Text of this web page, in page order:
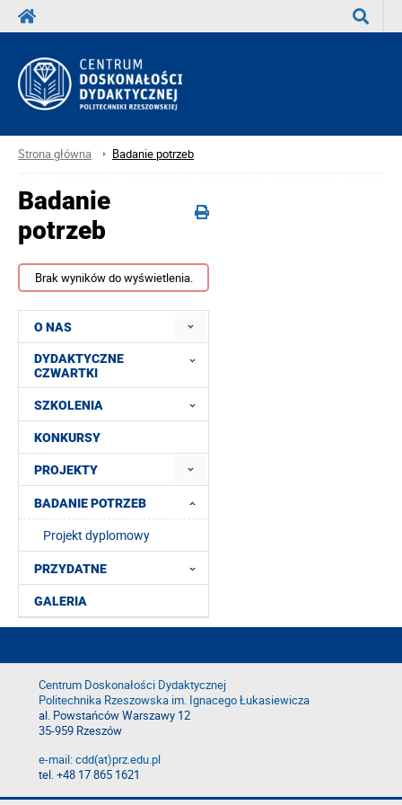
Strona główna Badanie potrzeb
O NAS
DYDAKTYCZNE
CZWARTKI
SZKOLENIA
KONKURSY
PROJEKTY
BADANIE POTRZEB
Projekt dyplomowy
PRZYDATNE
GALERIA
Badanie
potrzeb
Brak wyników do wyświetlenia.
Centrum Doskonałości Dydaktycznej
Politechnika Rzeszowska im. Ignacego Łukasiewicza
al. Powstańców Warszawy 12
35-959 Rzeszów
e-mail: cdd(at)prz.edu.pl
tel. +48 17 865 1621